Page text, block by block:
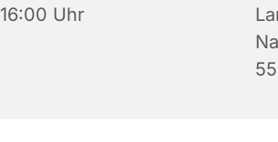
16:00 Uhr